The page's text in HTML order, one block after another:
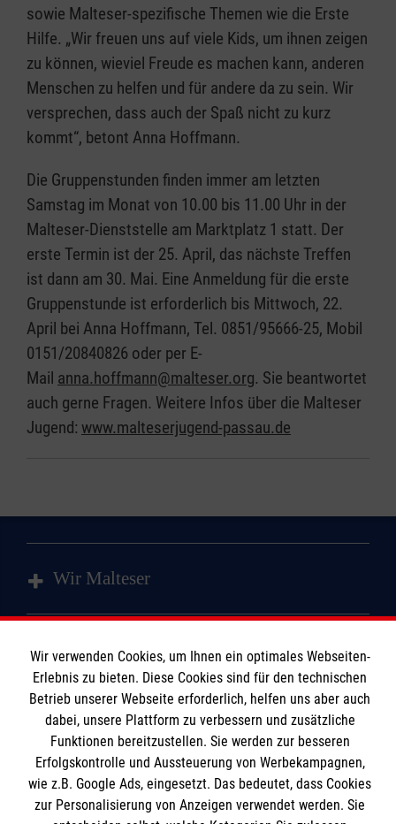
sowie Malteser-spezifische Themen wie die Erste
Hilfe. „Wir freuen uns auf viele Kids, um ihnen zeigen
zu können, wieviel Freude es machen kann, anderen
Menschen zu helfen und für andere da zu sein. Wir
versprechen, dass auch der Spaß nicht zu kurz
kommt“, betont Anna Hoffmann.
Die Gruppenstunden finden immer am letzten
Samstag im Monat von 10.00 bis 11.00 Uhr in der
Malteser-Dienststelle am Marktplatz 1 statt. Der
erste Termin ist der 25. April, das nächste Treffen
ist dann am 30. Mai. Eine Anmeldung für die erste
Gruppenstunde ist erforderlich bis Mittwoch, 22.
April bei Anna Hoffmann, Tel. 0851/95666-25, Mobil
0151/20840826 oder per E-
Mail anna.hoffmann@malteser.org. Sie beantwortet
auch gerne Fragen. Weitere Infos über die Malteser
Jugend: www.malteserjugend-passau.de
Wir Malteser
Angebote & Leistungen
Kursangebote
Mitarbeiten & Stellenangebote
Wir Malteser
Informationen
Kontakt
Impressum
Datenschutz
Malteser online
Wir verwenden Cookies, um Ihnen ein optimales Webseiten-
Erlebnis zu bieten. Diese Cookies sind für den technischen
Betrieb unserer Webseite erforderlich, helfen uns aber auch
dabei, unsere Plattform zu verbessern und zusätzliche
Funktionen bereitzustellen. Sie werden zur besseren
Erfolgskontrolle und Aussteuerung von Werbekampagnen,
wie z.B. Google Ads, eingesetzt. Das bedeutet, dass Cookies
zur Personalisierung von Anzeigen verwendet werden. Sie